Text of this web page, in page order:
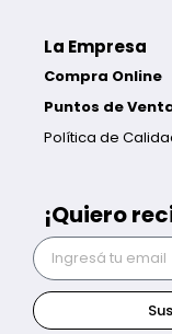
La Empresa
Compra Online
Puntos de
Política de
¡Quiero